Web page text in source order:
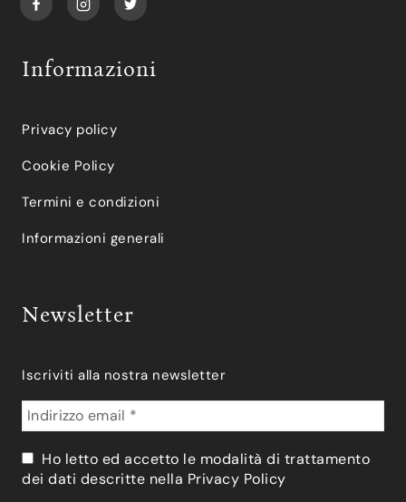
Informazioni
Privacy policy
Cookie Policy
Termini e condizioni
Informazioni generali
Newsletter
Iscriviti alla nostra newsletter
Ho letto ed accetto le modalità di trattamento
dei dati descritte nella Privacy Policy